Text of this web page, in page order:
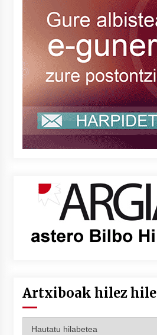
Artxiboak hilez hile